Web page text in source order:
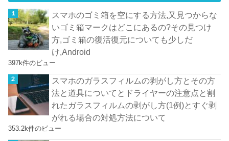
スマホのゴミ箱を空にする方法,又見つからな
いゴミ箱マークはどこにあるの?その見つけ
方,ゴミ箱の復活復元についても少しだ
け,Android
397k件のビュー
スマホのガラスフィルムの剥がし方とその方
法と道具についてとドライヤーの注意点と割
れたガラスフィルムの剥がし方(1例)とすぐ剥
がれる場合の対処方法について
353.2k件のビュー